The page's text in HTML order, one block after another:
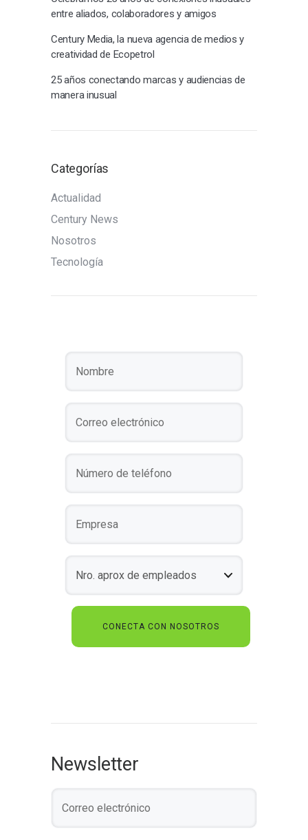
entre aliados, colaboradores y amigos
Century Media, la nueva agencia de medios y
creatividad de Ecopetrol
25 años conectando marcas y audiencias de
manera inusual
Categorías
Actualidad
Century News
Nosotros
Tecnología
Newsletter